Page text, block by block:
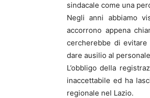
sindacale come una
Negli anni abbiamo
accorrono appena
cercherebbe di
dare ausilio al
L’obbligo della
inaccettabile ed ha
regionale nel Lazio.